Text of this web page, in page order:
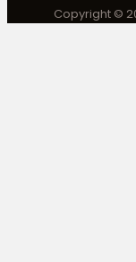
Copyright ©